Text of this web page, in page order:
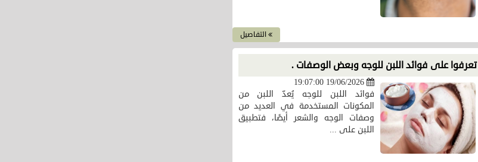
التفاصيل
تعرفوا على فوائد اللبن للوجه وبعض الوصفات .
19/06/2026 19:07:00
فوائد اللبن للوجه يُعدّ اللبن من
المكونات المستخدمة في العديد من
وصفات الوجه والشعر أيضًا، فتطبيق
اللبن على ...